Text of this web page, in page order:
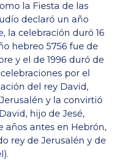
la Fiesta de las
declaró un año
la celebración duró 16
hebreo 5756 fue de
y el de 1996 duró de
por el
del rey David,
y la convirtió
hijo de Jesé,
años antes en Hebrón,
rey de Jerusalén y de